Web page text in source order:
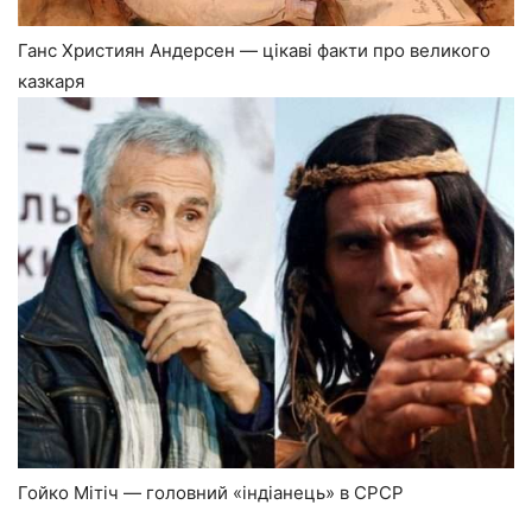
Ганс Християн Андерсен — цікаві факти про великого
казкаря
Гойко Мітіч — головний «індіанець» в СРСР